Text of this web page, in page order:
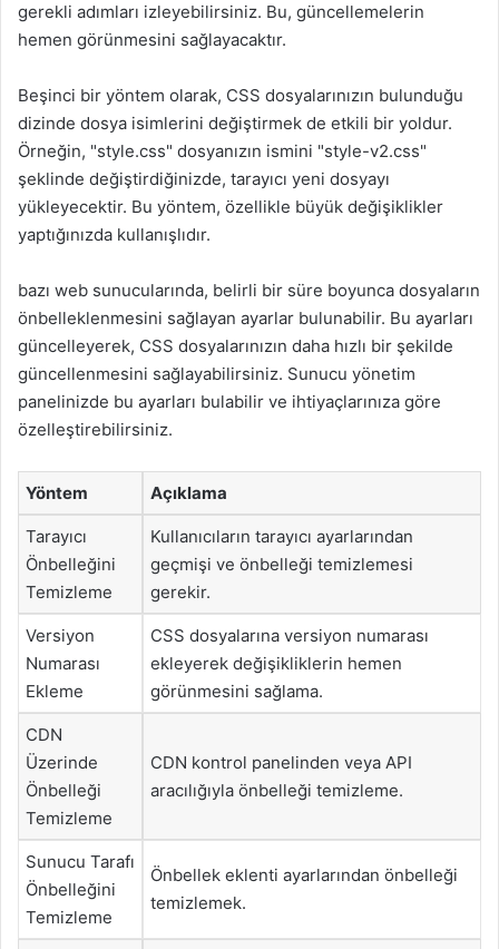
gerekli adımları izleyebilirsiniz. Bu, güncellemelerin
hemen görünmesini sağlayacaktır.
Beşinci bir yöntem olarak, CSS dosyalarınızın bulunduğu
dizinde dosya isimlerini değiştirmek de etkili bir yoldur.
Örneğin, "style.css" dosyanızın ismini "style-v2.css"
şeklinde değiştirdiğinizde, tarayıcı yeni dosyayı
yükleyecektir. Bu yöntem, özellikle büyük değişiklikler
yaptığınızda kullanışlıdır.
bazı web sunucularında, belirli bir süre boyunca dosyaların
önbelleklenmesini sağlayan ayarlar bulunabilir. Bu ayarları
güncelleyerek, CSS dosyalarınızın daha hızlı bir şekilde
güncellenmesini sağlayabilirsiniz. Sunucu yönetim
panelinizde bu ayarları bulabilir ve ihtiyaçlarınıza göre
özelleştirebilirsiniz.
Yöntem Açıklama
Tarayıcı
Önbelleğini
Temizleme
Kullanıcıların tarayıcı ayarlarından
geçmişi ve önbelleği temizlemesi
gerekir.
Versiyon
Numarası
Ekleme
CSS dosyalarına versiyon numarası
ekleyerek değişikliklerin hemen
görünmesini sağlama.
CDN
Üzerinde
Önbelleği
Temizleme
CDN kontrol panelinden veya API
aracılığıyla önbelleği temizleme.
Sunucu Tarafı
Önbelleğini
Temizleme
Önbellek eklenti ayarlarından önbelleği
temizlemek.